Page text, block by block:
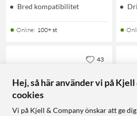
Bred kompatibilitet
Online: 100+ st
43
Hej, så här använder vi på
cookies
Vi på Kjell & Company önskar att ge